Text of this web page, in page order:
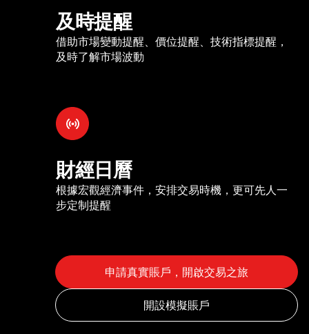
及時提醒
借助市場變動提醒、價位提醒、技術指標提醒，
及時了解市場波動
財經日曆
根據宏觀經濟事件，安排交易時機，更可先人一
步定制提醒